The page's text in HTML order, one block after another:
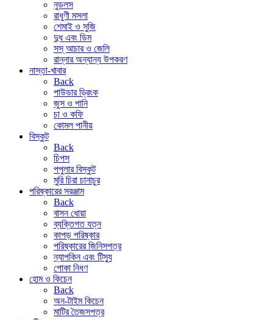
নুডলস
রাধুণী মসলা
শেমাই ও সুজি
দুধ এবং ডিম
সস্ আচার ও জেলি
রান্নার অন্যান্য উপকরণ
নাস্তা-খাবার
Back
পাউডার ড্রিংক
জুস ও পানি
চা ও কফি
কোমল পানীয়
বিস্কুট
Back
চিপস
পপুলার বিস্কুট
মুরি চিরা চানাচুর
পরিষ্কারের সরঞ্জাম
Back
বাসন ধোয়া
ব্যক্তিগত যত্ন
কাপড় পরিষ্কার
পরিষ্কারের জিনিসপত্র
ন্যাপকিন এবং টিস্যু
পোকা নিধণ
হোম ও কিচেন
Back
অন-টাইম কিচেন
মাটির তৈজসপত্র